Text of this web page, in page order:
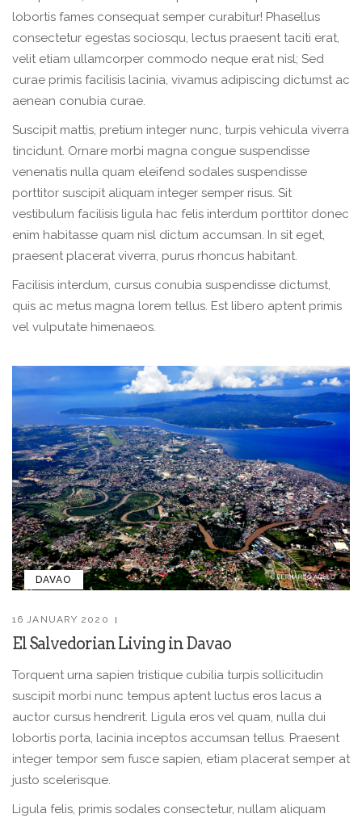
lobortis fames consequat semper curabitur! Phasellus
consectetur egestas sociosqu, lectus praesent taciti erat,
velit etiam ullamcorper commodo neque erat nisl; Sed
curae primis facilisis lacinia, vivamus adipiscing dictumst ac
aenean conubia curae.
Suscipit mattis, pretium integer nunc, turpis vehicula viverra
tincidunt. Ornare morbi magna congue suspendisse
venenatis nulla quam eleifend sodales suspendisse
porttitor suscipit aliquam integer semper risus. Sit
vestibulum facilisis ligula hac felis interdum porttitor donec
enim habitasse quam nisl dictum accumsan. In sit eget,
praesent placerat viverra, purus rhoncus habitant.
Facilisis interdum, cursus conubia suspendisse dictumst,
quis ac metus magna lorem tellus. Est libero aptent primis
vel vulputate himenaeos.
DAVAO
16 JANUARY 2020
El Salvedorian Living in Davao
Torquent urna sapien tristique cubilia turpis sollicitudin
suscipit morbi nunc tempus aptent luctus eros lacus a
auctor cursus hendrerit. Ligula eros vel quam, nulla dui
lobortis porta, lacinia inceptos accumsan tellus. Praesent
integer tempor sem fusce sapien, etiam placerat semper at
justo scelerisque.
Ligula felis, primis sodales consectetur, nullam aliquam